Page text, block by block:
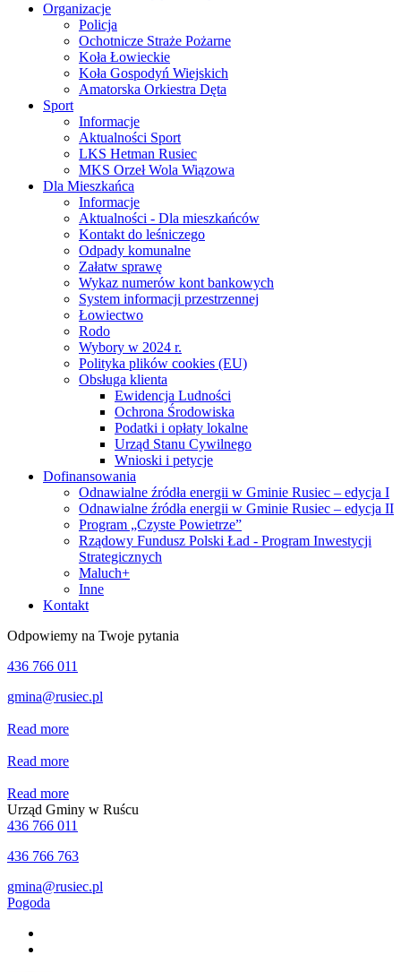
Organizacje
Policja
Ochotnicze Straże Pożarne
Koła Łowieckie
Koła Gospodyń Wiejskich
Amatorska Orkiestra Dęta
Sport
Informacje
Aktualności Sport
LKS Hetman Rusiec
MKS Orzeł Wola Wiązowa
Dla Mieszkańca
Informacje
Aktualności - Dla mieszkańców
Kontakt do leśniczego
Odpady komunalne
Załatw sprawę
Wykaz numerów kont bankowych
System informacji przestrzennej
Łowiectwo
Rodo
Wybory w 2024 r.
Polityka plików cookies (EU)
Obsługa klienta
Ewidencja Ludności
Ochrona Środowiska
Podatki i opłaty lokalne
Urząd Stanu Cywilnego
Wnioski i petycje
Dofinansowania
Odnawialne źródła energii w Gminie Rusiec – edycja I
Odnawialne źródła energii w Gminie Rusiec – edycja II
Program „Czyste Powietrze”
Rządowy Fundusz Polski Ład - Program Inwestycji
Strategicznych
Maluch+
Inne
Kontakt
Odpowiemy na Twoje pytania
436 766 011
gmina@rusiec.pl
Read more
Read more
Read more
Urząd Gminy w Ruścu
436 766 011
436 766 763
gmina@rusiec.pl
Pogoda